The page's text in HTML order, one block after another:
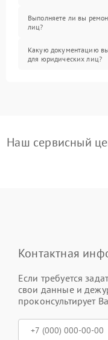
Выполняете ли вы
лиц?
Какую документацию вы
для юридических лиц?
Наш сервисный
Контактная
Если требуется
свои данные и
проконсультирует